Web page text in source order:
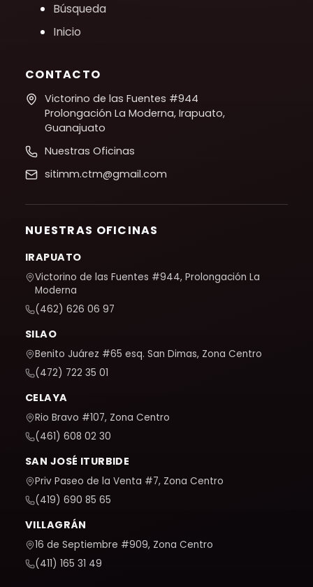
Búsqueda
Inicio
CONTACTO
Victorino de las Fuentes #944
Prolongación La Moderna, Irapuato,
Guanajuato
Nuestras Oficinas
sitimm.ctm@gmail.com
NUESTRAS OFICINAS
IRAPUATO
Victorino de las Fuentes #944, Prolongación La
Moderna
(462) 626 06 97
SILAO
Benito Juárez #65 esq. San Dimas, Zona Centro
(472) 722 35 01
CELAYA
Rio Bravo #107, Zona Centro
(461) 608 02 30
SAN JOSÉ ITURBIDE
Priv Paseo de la Venta #7, Zona Centro
(419) 690 85 65
VILLAGRÁN
16 de Septiembre #909, Zona Centro
(411) 165 31 49